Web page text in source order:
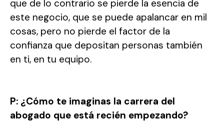
que de lo contrario se pierde la esencia de
este negocio, que se puede apalancar en mil
cosas, pero no pierde el factor de la
confianza que depositan personas también
en ti, en tu equipo.
P: ¿Cómo te imaginas la carrera del
abogado que está recién empezando?